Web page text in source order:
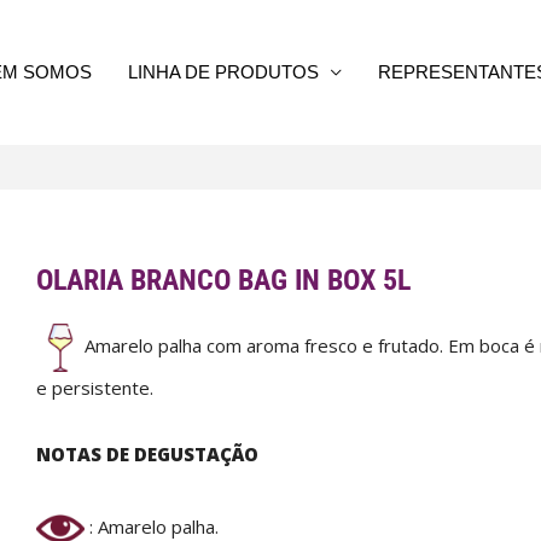
SOMOS LINHA DE PRODUTOS
OLARIA BRANCO BAG IN BOX 5L
Amarelo palha com aroma fresco e frutado. Em boca
e persistente.
NOTAS DE DEGUSTAÇÃO
: Amarelo palha.